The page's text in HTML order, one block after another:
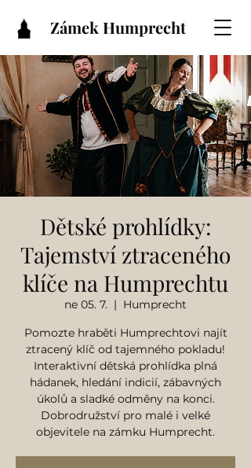
Zámek Humprecht
Dětské prohlídky:
Tajemství ztraceného
klíče na Humprechtu
ne 05. 7.
  |
Humprecht
Pomozte hraběti Humprechtovi najít
ztracený klíč od tajemného pokladu!
Interaktivní dětská prohlídka plná
hádanek, hledání indicií, zábavných
úkolů a sladké odměny na konci.
Dobrodružství pro malé i velké
objevitele na zámku Humprecht.